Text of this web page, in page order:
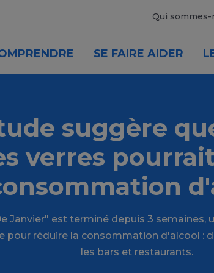
Qui sommes-
SE FAIRE AIDER
suggère
verres
Janvier" est terminé depuis 3 semaines,
pour réduire la consommation d'alcool :
les bars et restaurants.